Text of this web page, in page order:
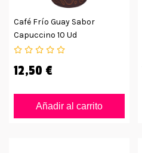
Café Frío Guay Sabor
Capuccino 10 Ud
12,50 €
Añadir al carrito